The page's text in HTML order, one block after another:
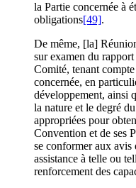
la Partie concernée à
obligations[49].
De même, [la]
sur examen du
Comité, tenant
concernée, en
développement, ainsi
la nature et le degré
appropriées pour
Convention et de ses
se conformer aux
assistance à telle ou
renforcement des